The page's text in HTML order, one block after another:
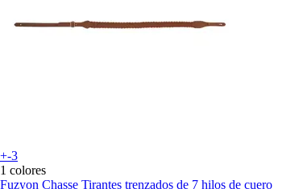
+-3
1 colores
Fuzyon Chasse Tirantes trenzados de 7 hilos de cuero